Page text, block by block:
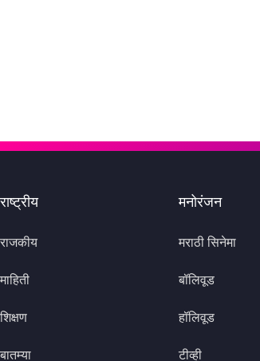
राष्ट्रीय
राजकीय
माहिती
शिक्षण
बातम्या
मनोरंजन
मराठी सिनेमा
बॉलिवूड
हॉलिवूड
टीव्ही